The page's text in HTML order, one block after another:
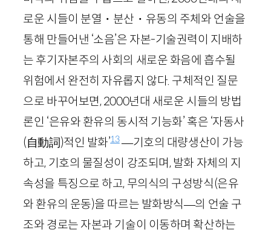
로운 시들이 분열・분산・유동의 주체와 언술을
통해 만들어낸 ‘소음’은 자본-기술권력이 지배하
는 후기자본주의 사회의 새로운 화음에 흡수될
위험에서 완전히 자유롭지 않다. 구체적인 질문
으로 바꾸어보면,2000년대 새로운 시들의 방법
론인 ‘은유와 환유의 동시적 기능화’ 혹은 ‘자동사
(自動詞)적인 발화’13—기호의 대량생산이 가능
하고, 기호의 물질성이 강조되며, 발화 자체의 지
속성을 특징으로 하고, 무의식의 구성방식(은유
와 환유의 운동)을 따르는 발화방식—의 언술 구
조와 경로는 자본과 기술이 이동하며 확산하는